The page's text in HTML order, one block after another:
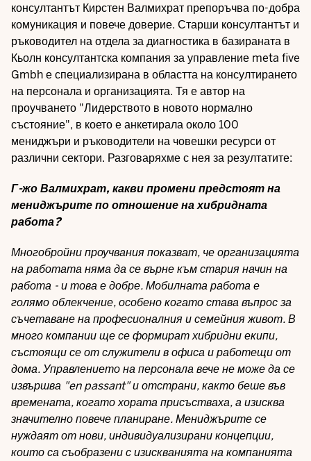
консултантът Кирстен Валмихрат препоръчва по-добра
комуникация и повече доверие. Старши консултантът и
ръководител на отдела за диагностика в базираната в
Кьолн консултантска компания за управление meta five
Gmbh е специализирана в областта на консултирането
на персонала и организацията. Тя е автор на
проучването "Лидерството в новото нормално
състояние", в което е анкетирала около 100
мениджъри и ръководители на човешки ресурси от
различни сектори. Разговаряхме с нея за резултатите:
Г-жо Валмихрат, какви промени предстоят на
мениджърите по отношение на хибридната
работа?
Многобройни проучвания показват, че организацията
на работата няма да се върне към стария начин на
работа - и това е добре. Мобилната работа е
голямо облекчение, особено когато става въпрос за
съчетаване на професионалния и семейния живот. В
много компании ще се формират хибридни екипи,
състоящи се от служители в офиса и работещи от
дома. Управлението на персонала вече не може да се
извършва "en passant" и отстрани, както беше във
времената, когато хората присъстваха, а изисква
значително повече планиране. Мениджърите се
нуждаят от нови, индивидуализирани концепции,
които са съобразени с изискванията на компанията